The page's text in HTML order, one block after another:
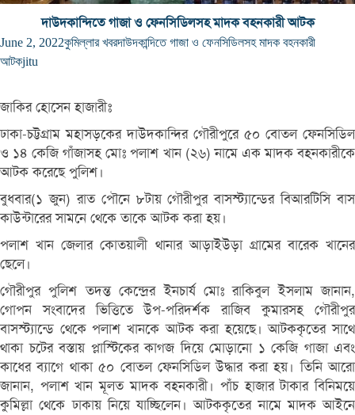
দাউদকান্দিতে গাজা ও ফেনসিডিলসহ মাদক বহনকারী আটক
June 2, 2022কুমিল্লার খবরদাউদকান্দিতে গাজা ও ফেনসিডিলসহ মাদক বহনকারী
আটকjitu
জাকির হোসেন হাজারীঃ
ঢাকা-চট্টগ্রাম মহাসড়কের দাউদকান্দির গৌরীপুরে ৫০ বোতল ফেনসিডিল
ও ১৪ কেজি গাঁজাসহ মোঃ পলাশ খান (২৬) নামে এক মাদক বহনকারীকে
আটক করেছে পুলিশ।
বুধবার(১ জুন) রাত পৌনে ৮টায় গৌরীপুর বাসস্ট্যান্ডের বিআরটিসি বাস
কাউন্টারের সামনে থেকে তাকে আটক করা হয়।
পলাশ খান জেলার কোতয়ালী থানার আড়াইউড়া গ্রামের বারেক খানের
ছেলে।
গৌরীপুর পুলিশ তদন্ত কেন্দ্রের ইনচার্য মোঃ রাকিবুল ইসলাম জানান,
গোপন সংবাদের ভিত্তিতে উপ-পরিদর্শক রাজিব কুমারসহ গৌরীপুর
বাসস্ট্যান্ডে থেকে পলাশ খানকে আটক করা হয়েছে। আটককৃতের সাথে
থাকা চটের বস্তায় প্লাস্টিকের কাগজ দিয়ে মোড়ানো ১ কেজি গাজা এবং
কাধের ব্যাগে থাকা ৫০ বোতল ফেনসিডিল উদ্ধার করা হয়। তিনি আরো
জানান, পলাশ খান মূলত মাদক বহনকারী। পাঁচ হাজার টাকার বিনিময়ে
কুমিল্লা থেকে ঢাকায় নিয়ে যাচ্ছিলেন। আটককৃতের নামে মাদক আইনে